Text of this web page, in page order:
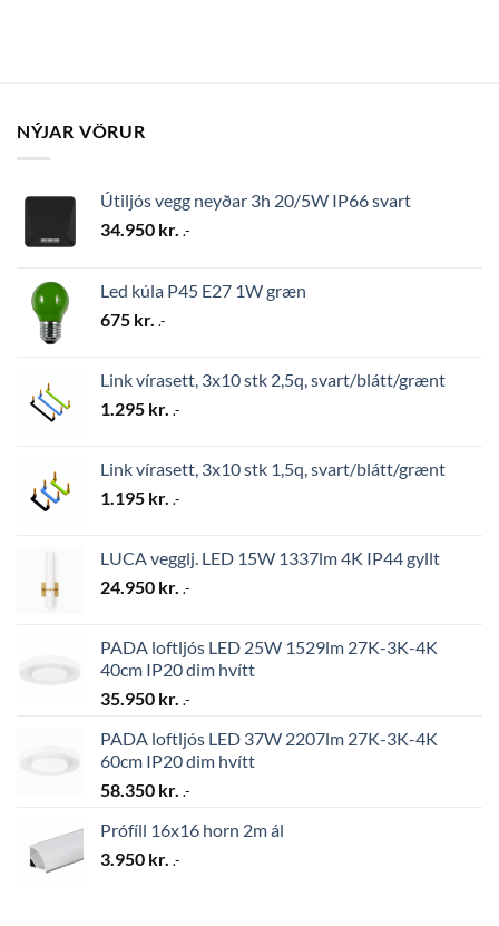
NÝJAR VÖRUR
Útiljós vegg neyðar 3h 20/5W IP66 svart
34.950 kr. .-
Led kúla P45 E27 1W græn
675 kr. .-
Link vírasett, 3x10 stk 2,5q, svart/blátt/grænt
1.295 kr. .-
Link vírasett, 3x10 stk 1,5q, svart/blátt/grænt
1.195 kr. .-
LUCA vegglj. LED 15W 1337lm 4K IP44 gyllt
24.950 kr. .-
PADA loftljós LED 25W 1529lm 27K-3K-4K
40cm IP20 dim hvítt
35.950 kr. .-
PADA loftljós LED 37W 2207lm 27K-3K-4K
60cm IP20 dim hvítt
58.350 kr. .-
Prófíll 16x16 horn 2m ál
3.950 kr. .-